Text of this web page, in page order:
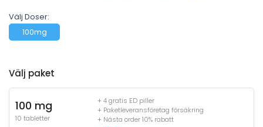
Välj Doser:
100mg
Välj paket
100 mg
10 tabletter
+ 4 gratis ED piller
+ Paketleveransföretag försäkring
+ Nästa order 10% rabatt